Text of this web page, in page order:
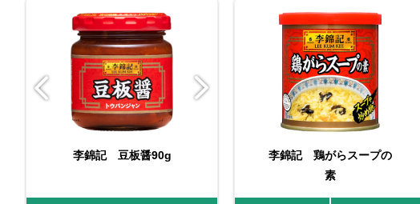
李錦記 豆板醤90g 李錦記 豆板醤226g
李錦記 鶏がらスープの
素